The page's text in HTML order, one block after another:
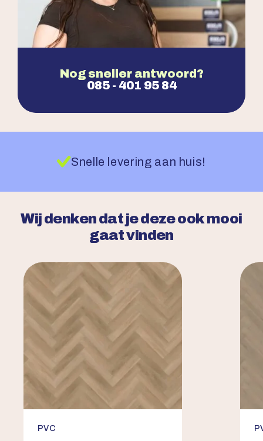
Nog sneller antwoord?
085 - 401 95 84
Snelle levering aan huis!
Wij denken dat je deze ook mooi
gaat vinden
PVC